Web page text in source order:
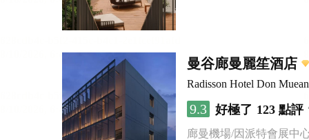
曼谷廊曼麗笙酒店
Radisson Hotel Don
9.3 好極了 123 點評
廊曼機場/因派特會展中